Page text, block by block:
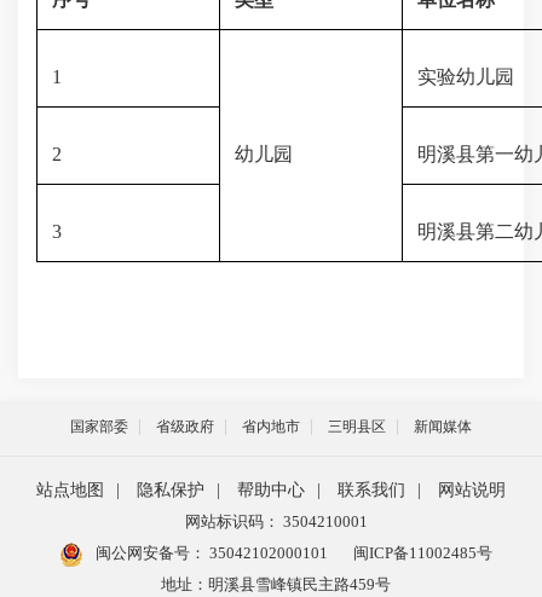
1
幼儿园
实验幼儿园
2 明溪县第一幼
3 明溪县第二幼
国家部委 省级政府 省内地市 三明县区 新闻媒体
站点地图 隐私保护 帮助中心 联系我们
网站说明
网站标识码： 3504210001
闽公网安备号： 35042102000101
闽ICP备11002485号
地址：明溪县雪峰镇民主路459号